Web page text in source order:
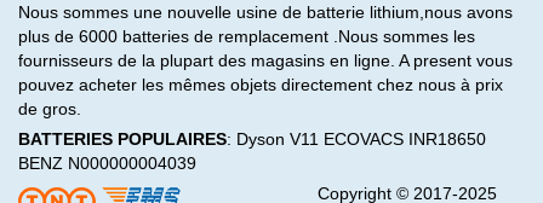
Nous sommes une nouvelle usine de batterie lithium,nous avons
plus de 6000 batteries de remplacement .Nous sommes les
fournisseurs de la plupart des magasins en ligne. A present vous
pouvez acheter les mêmes objets directement chez nous à prix
de gros.
BATTERIES POPULAIRES: Dyson V11 ECOVACS INR18650
BENZ N000000004039
Copyright © 2017-2025